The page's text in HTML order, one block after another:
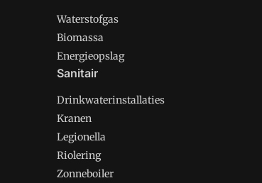
Waterstofgas
Biomassa
Energieopslag
Sanitair
Drinkwaterinstallaties
Kranen
Legionella
Riolering
Zonneboiler